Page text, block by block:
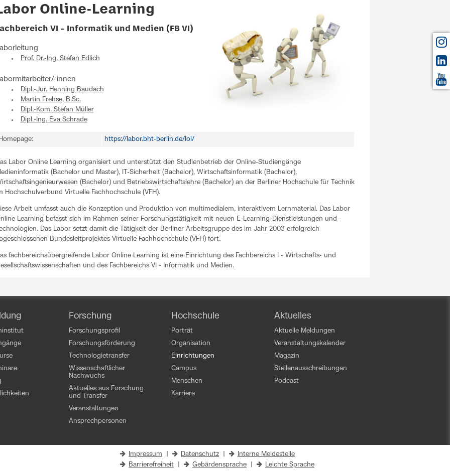
Online-Learning
VI – Informatik und Medien (FB VI)
Prof. Dr.-Ing. Stefan Edlich
innen
Dipl.-Jur. Henning Baudach
Martin Frehse, B.Sc.
Dipl.-Kom. Stefan Müller
Dipl.-Ing. Eva Schrade
Homepage: https://labor.bht-berlin.de/lol/
Labor Online Learning organisiert und unterstützt den Studienbetrieb der Online-Studiengänge
(Bachelor und Master), IT-Sicherheit (Bachelor), Wirtschaftsinformatik (Bachelor),
(Bachelor) und Betriebswirtschaftslehre (Bachelor) an der Berliner Hochschule für Technik
Hochschulverbund Virtuelle Fachhochschule (VFH).
Arbeit umfasst auch die Konzeption und Produktion von multimedialem, interaktivem Lernmaterial. Das Labor
Learning befasst sich im Rahmen seiner Forschungstätigkeit mit neuen E-Learning-Dienstleistungen und -
Das Labor setzt damit die Tätigkeit der Berliner Arbeitsgruppe des im Jahr 2003 erfolgreich
Bundesleitprojektes Virtuelle Fachhochschule (VFH) fort.
fachbereichsübergreifende Labor Online Learning ist eine Einrichtung des Fachbereichs I - Wirtschafts- und
und des Fachbereichs VI - Informatik und Medien.
Forschung
Forschungsprofil
Forschungsförderung
Technologietransfer
Wissenschaftlicher
Nachwuchs
Aktuelles aus Forschung
und Transfer
Veranstaltungen
Ansprechpersonen
Hochschule
Porträt
Organisation
Einrichtungen
Campus
Menschen
Karriere
Aktuelles
Aktuelle Meldungen
Veranstaltungskalender
Magazin
Stellenausschreibungen
Podcast
Impressum Datenschutz
Interne Meldestelle
Barrierefreiheit
Gebärdensprache Leichte Sprache